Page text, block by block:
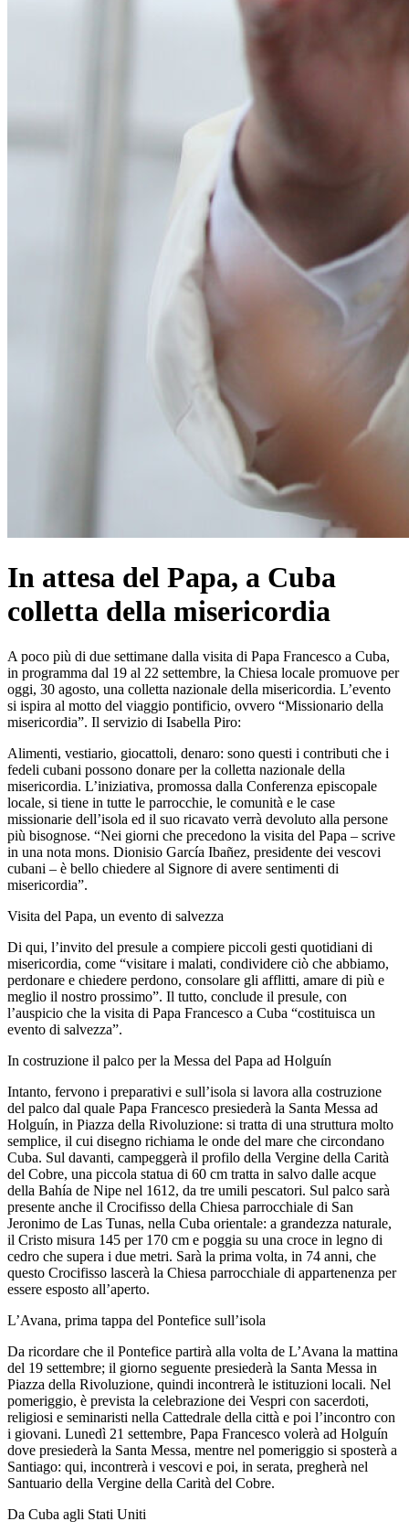
In attesa del Papa, a Cuba
colletta della misericordia
A poco più di due settimane dalla visita di Papa Francesco a Cuba,
in programma dal 19 al 22 settembre, la Chiesa locale promuove per
oggi, 30 agosto, una colletta nazionale della misericordia. L’evento
si ispira al motto del viaggio pontificio, ovvero “Missionario della
misericordia”. Il servizio di Isabella Piro:
Alimenti, vestiario, giocattoli, denaro: sono questi i contributi che i
fedeli cubani possono donare per la colletta nazionale della
misericordia. L’iniziativa, promossa dalla Conferenza episcopale
locale, si tiene in tutte le parrocchie, le comunità e le case
missionarie dell’isola ed il suo ricavato verrà devoluto alla persone
più bisognose. “Nei giorni che precedono la visita del Papa – scrive
in una nota mons. Dionisio García Ibañez, presidente dei vescovi
cubani – è bello chiedere al Signore di avere sentimenti di
misericordia”.
Visita del Papa, un evento di salvezza
Di qui, l’invito del presule a compiere piccoli gesti quotidiani di
misericordia, come “visitare i malati, condividere ciò che abbiamo,
perdonare e chiedere perdono, consolare gli afflitti, amare di più e
meglio il nostro prossimo”. Il tutto, conclude il presule, con
l’auspicio che la visita di Papa Francesco a Cuba “costituisca un
evento di salvezza”.
In costruzione il palco per la Messa del Papa ad Holguín
Intanto, fervono i preparativi e sull’isola si lavora alla costruzione
del palco dal quale Papa Francesco presiederà la Santa Messa ad
Holguín, in Piazza della Rivoluzione: si tratta di una struttura molto
semplice, il cui disegno richiama le onde del mare che circondano
Cuba. Sul davanti, campeggerà il profilo della Vergine della Carità
del Cobre, una piccola statua di 60 cm tratta in salvo dalle acque
della Bahía de Nipe nel 1612, da tre umili pescatori. Sul palco sarà
presente anche il Crocifisso della Chiesa parrocchiale di San
Jeronimo de Las Tunas, nella Cuba orientale: a grandezza naturale,
il Cristo misura 145 per 170 cm e poggia su una croce in legno di
cedro che supera i due metri. Sarà la prima volta, in 74 anni, che
questo Crocifisso lascerà la Chiesa parrocchiale di appartenenza per
essere esposto all’aperto.
L’Avana, prima tappa del Pontefice sull’isola
Da ricordare che il Pontefice partirà alla volta de L’Avana la mattina
del 19 settembre; il giorno seguente presiederà la Santa Messa in
Piazza della Rivoluzione, quindi incontrerà le istituzioni locali. Nel
pomeriggio, è prevista la celebrazione dei Vespri con sacerdoti,
religiosi e seminaristi nella Cattedrale della città e poi l’incontro con
i giovani. Lunedì 21 settembre, Papa Francesco volerà ad Holguín
dove presiederà la Santa Messa, mentre nel pomeriggio si sposterà a
Santiago: qui, incontrerà i vescovi e poi, in serata, pregherà nel
Santuario della Vergine della Carità del Cobre.
Da Cuba agli Stati Uniti